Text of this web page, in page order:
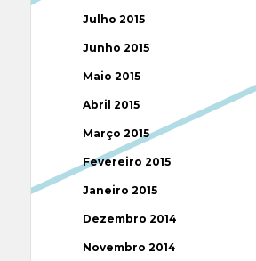
Julho 2015
Junho 2015
Maio 2015
Abril 2015
Março 2015
Fevereiro 2015
Janeiro 2015
Dezembro 2014
Novembro 2014